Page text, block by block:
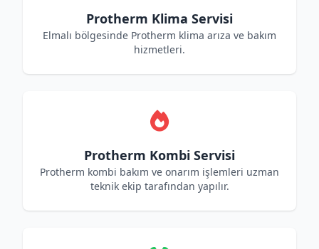
Protherm Klima Servisi
Elmalı bölgesinde Protherm klima arıza ve bakım
hizmetleri.
Protherm Kombi Servisi
Protherm kombi bakım ve onarım işlemleri uzman
teknik ekip tarafından yapılır.